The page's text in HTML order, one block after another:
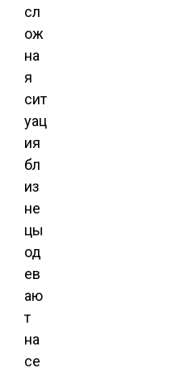
сл
ож
на
я
сит
уац
ия
бл
из
не
цы
од
ев
аю
т
на
се